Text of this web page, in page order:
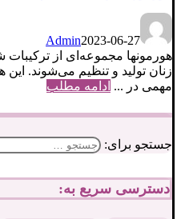
Admin2023-06-27
هورمونها مجموعه‌ای از ترکیبات
زنان تولید و تنظیم می‌شوند.
مهمی در ... ادامه مطلب
جستجو برای:
دسترسی سریع به: